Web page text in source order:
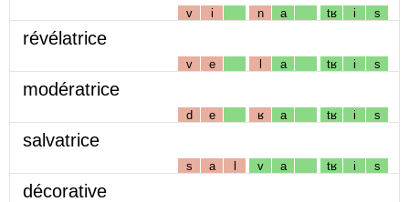
v i n a tʁ i s
révélatrice
v e l a tʁ i s
modératrice
d e ʁ a tʁ i s
salvatrice
s a l v a tʁ i s
décorative